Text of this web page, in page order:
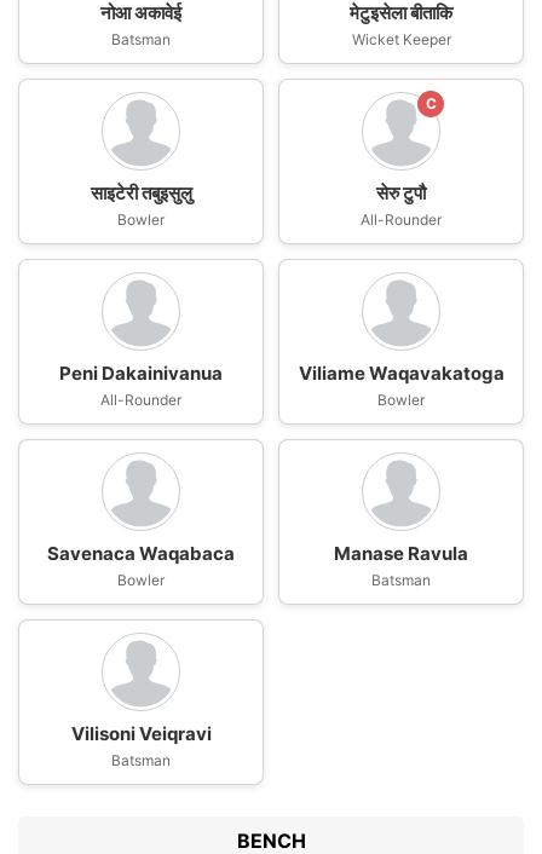
नोआ अकावेई
Batsman
मेटुइसेला बीताकि
Wicket Keeper
साइटेरी तबुइसुलु
Bowler
C
सेरु टुपौ
All-Rounder
Peni Dakainivanua
All-Rounder
Viliame Waqavakatoga
Bowler
Savenaca Waqabaca
Bowler
Manase Ravula
Batsman
Vilisoni Veiqravi
Batsman
BENCH